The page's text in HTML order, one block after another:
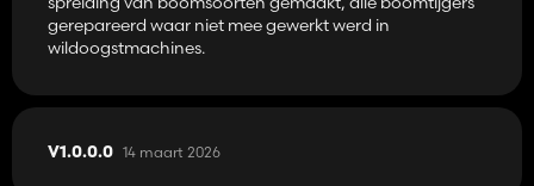
gerepareerd waar niet mee gewerkt werd in
wildoogstmachines.
V1.0.0.0 14 maart 2026